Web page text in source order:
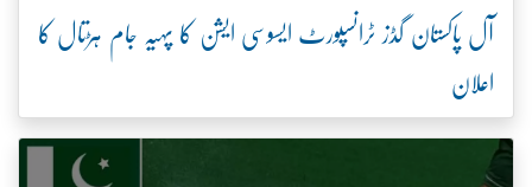
آل پاکستان گڈز ٹرانسپورٹ ایسوسی ایشن کا پہیہ جام ہڑتال کا
اعلان